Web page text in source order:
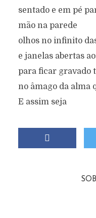
sentado e em pé
mão na parede
olhos no infinito
e janelas abertas
para ficar gravado
no âmago da alma
E assim seja